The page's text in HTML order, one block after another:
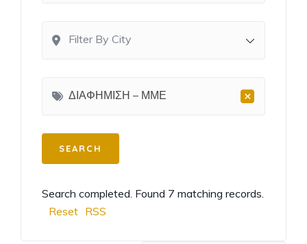
Filter By City
×
ΔΙΑΦΗΜΙΣΗ – ΜΜΕ
Search completed. Found 7 matching records.
Reset RSS